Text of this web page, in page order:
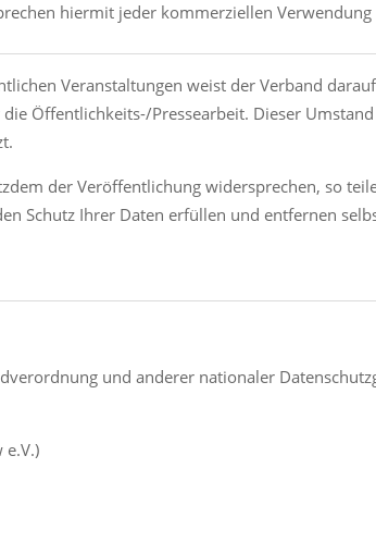
hiermit jeder kommerziellen Verwendung
Veranstaltungen weist der Verband
Öffentlichkeits-/Pressearbeit. Dieser
der Veröffentlichung widersprechen, so
Schutz Ihrer Daten erfüllen und entfernen
und anderer nationaler
e.V.)